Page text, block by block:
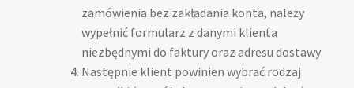
zamówienia bez zakładania konta, należy
wypełnić formularz z danymi klienta
niezbędnymi do faktury oraz adresu dostawy
Następnie klient powinien wybrać rodzaj